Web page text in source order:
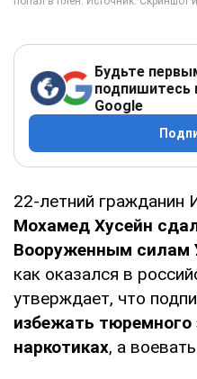
Будьте
подпишитесь
Google
22-летний гражданин
Мохамед Хусейн
Вооруженным силам
как оказался в
утверждает, что
избежать
наркотиках, а